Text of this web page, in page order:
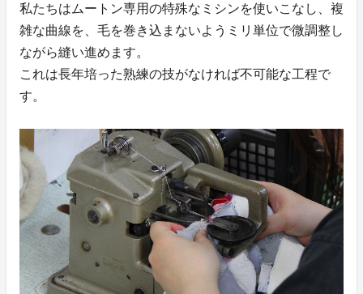
私たちはムートン専用の特殊なミシンを使いこなし、複
雑な曲線を、毛を巻き込まないようミリ単位で微調整し
ながら縫い進めます。
これは長年培った熟練の技がなければ不可能な工程で
す。